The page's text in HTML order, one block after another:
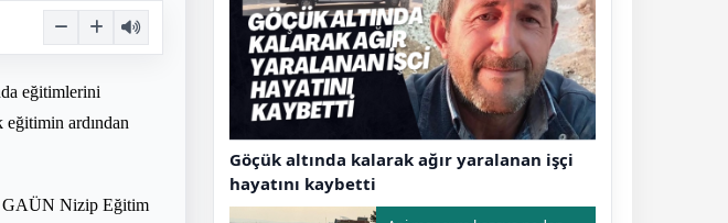
eğitimlerini
ardından
GAÜN Nizip Eğitim
Göçük altında kalarak ağır yaralanan işçi
hayatını kaybetti